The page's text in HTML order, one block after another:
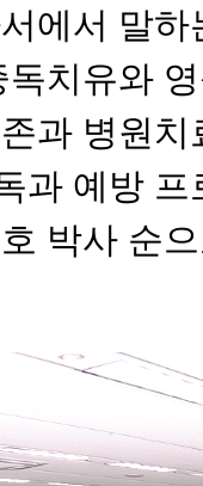
에서 말하
치유와
과 병원
과 예방
박사 순